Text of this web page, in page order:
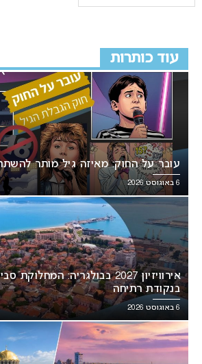
עוד כותרות
עובר על החוק: מאיזה גיל מותר להשתתף
6 באוגוסט 2026
אירוויזיון 2027 בבולגריה:
בנקודת רתיחה
6 באוגוסט 2026